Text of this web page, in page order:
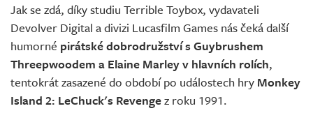
Jak se zdá, díky studiu Terrible Toybox, vydavateli
Devolver Digital a divizi Lucasfilm Games nás čeká další
humorné pirátské dobrodružství s Guybrushem
Threepwoodem a Elaine Marley v hlavních rolích,
tentokrát zasazené do období po událostech hry Monkey
Island 2: LeChuck's Revengez roku 1991.